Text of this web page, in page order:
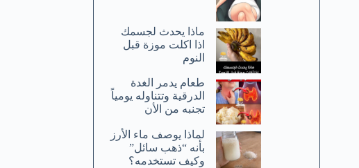
ماذا يحدث لجسمك
اذا اكلت موزة قبل
النوم
طعام يدمر الغدة
الدرقية وتتناوله يومياً
تجنبه من الأن
لماذا يوصف ماء الأرز
بأنه “ذهب سائل”
وكيف تستخدمه؟